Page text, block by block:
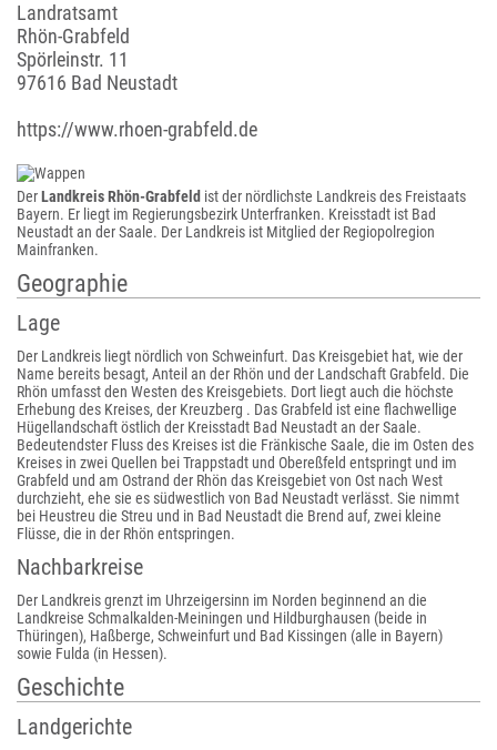
Landratsamt
Rhön-Grabfeld
Spörleinstr. 11
97616 Bad Neustadt
https://www.rhoen-grabfeld.de
DerLandkreis Rhön-Grabfeld ist der nördlichste Landkreis des Freistaats
Bayern. Er liegt im Regierungsbezirk Unterfranken. Kreisstadt ist Bad
Neustadt an der Saale. Der Landkreis ist Mitglied der Regiopolregion
Mainfranken.
Geographie
Lage
Der Landkreis liegt nördlich von Schweinfurt. Das Kreisgebiet hat, wie der
Name bereits besagt, Anteil an der Rhön und der Landschaft Grabfeld. Die
Rhön umfasst den Westen des Kreisgebiets. Dort liegt auch die höchste
Erhebung des Kreises, der Kreuzberg . Das Grabfeld ist eine flachwellige
Hügellandschaft östlich der Kreisstadt Bad Neustadt an der Saale.
Bedeutendster Fluss des Kreises ist die Fränkische Saale, die im Osten des
Kreises in zwei Quellen bei Trappstadt und Obereßfeld entspringt und im
Grabfeld und am Ostrand der Rhön das Kreisgebiet von Ost nach West
durchzieht, ehe sie es südwestlich von Bad Neustadt verlässt. Sie nimmt
bei Heustreu die Streu und in Bad Neustadt die Brend auf, zwei kleine
Flüsse, die in der Rhön entspringen.
Nachbarkreise
Der Landkreis grenzt im Uhrzeigersinn im Norden beginnend an die
Landkreise Schmalkalden-Meiningen und Hildburghausen (beide in
Thüringen), Haßberge, Schweinfurt und Bad Kissingen (alle in Bayern)
sowie Fulda (in Hessen).
Geschichte
Landgerichte